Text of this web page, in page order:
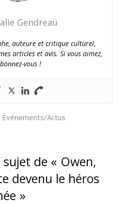
Gendreau
auteure et critique culturel,
articles et avis. Si vous aimez,
vous !
Événements/Actus
de « Owen,
devenu le héros
»